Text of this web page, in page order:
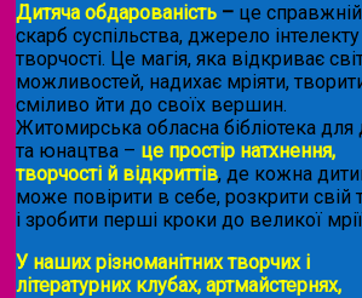
Дитяча обдарованість – це справжній
скарб суспільства, джерело
творчості. Це магія, яка відкриває
можливостей, надихає мріяти,
сміливо йти до своїх вершин.
Житомирська обласна бібліотека для
та юнацтва – це простір натхнення,
творчості й відкриттів, де кожна
може повірити в себе, розкрити свій
і зробити перші кроки до великої
У наших різноманітних творчих і
літературних клубах, артмайстернях,